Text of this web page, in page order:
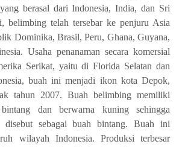
berasal dari Indonesia, India, dan Sri
belimbing telah tersebar ke penjuru Asia
Dominika, Brasil, Peru, Ghana, Guyana,
Usaha penanaman secara komersial
Serikat, yaitu di Florida Selatan dan
buah ini menjadi ikon kota Depok,
tahun 2007. Buah belimbing memiliki
dan berwarna kuning sehingga
disebut sebagai buah bintang. Buah ini
wilayah Indonesia. Produksi terbesar